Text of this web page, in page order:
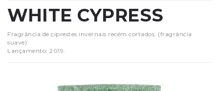
WHITE CYPRESS
Fragrância de ciprestes invernais recém cortados. (fragrância
suave)
Lançamento: 2019.